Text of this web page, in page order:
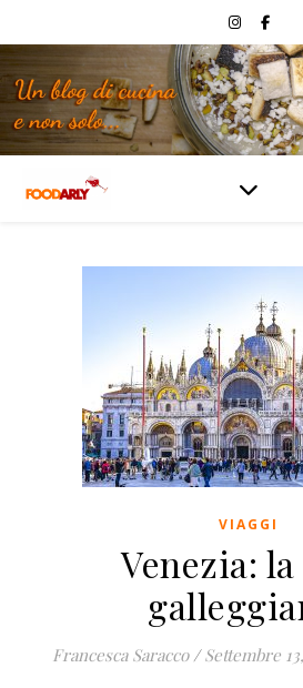
VIAGGI
Venezia:
Francesca Saracco / Settembre